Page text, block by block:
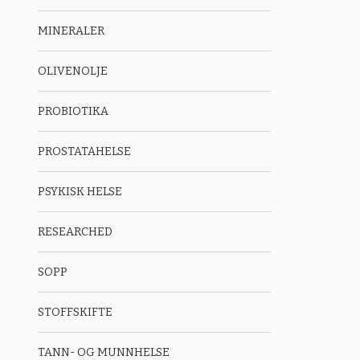
MINERALER
OLIVENOLJE
PROBIOTIKA
PROSTATAHELSE
PSYKISK HELSE
RESEARCHED
SOPP
STOFFSKIFTE
TANN- OG MUNNHELSE